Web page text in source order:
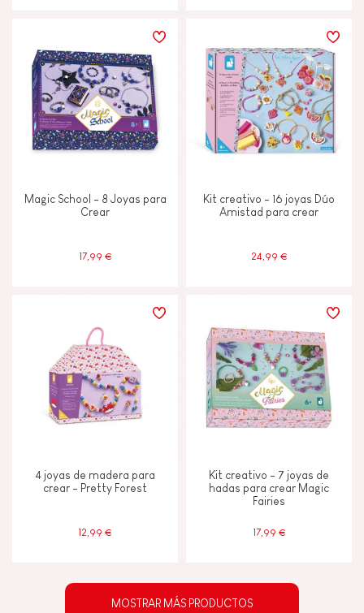
Magic School - 8 Joyas para
Crear
17,99 €
Kit creativo - 16 joyas Dúo
Amistad para crear
24,99 €
4 joyas de madera para
crear - Pretty Forest
12,99 €
Kit creativo - 7 joyas de
hadas para crear Magic
Fairies
17,99 €
MOSTRAR MÁS PRODUCTOS